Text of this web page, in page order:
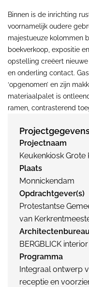
Binnen is de inrichting
voornamelijk oudere
majestueuze kolommen
boekverkoop, expositie
opstelling creëert
en onderling contact.
‘opgenomen’ en zijn
materiaalpalet is
ramen, contrasterend
Projectnaam
Keukenkiosk
Plaats
Monnickendam
Opdrachtgever(s)
Protestantse
van
BERGBLICK
Programma
Integraal ontwerp
receptie en